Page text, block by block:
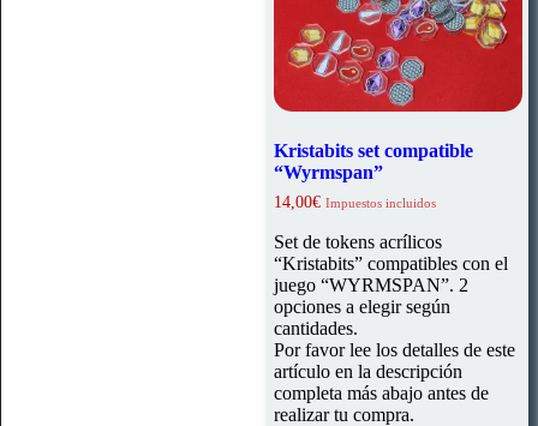
Kristabits set compatible
“Wyrmspan”
14,00€ Impuestos incluidos
Set de tokens acrílicos
“Kristabits” compatibles con el
juego “WYRMSPAN”. 2
opciones a elegir según
cantidades.
Por favor lee los detalles de este
artículo en la descripción
completa más abajo antes de
realizar tu compra.